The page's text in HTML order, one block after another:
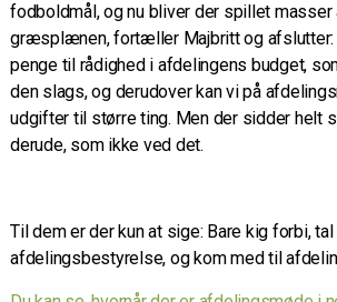
fodboldmål, og nu bliver der spillet
græsplænen, fortæller Majbritt og afslutter:
penge til rådighed i afdelingens budget,
den slags, og derudover kan vi på
udgifter til større ting. Men der sidder helt
derude, som ikke ved det.
Til dem er der kun at sige: Bare kig forbi,
afdelingsbestyrelse, og kom med til